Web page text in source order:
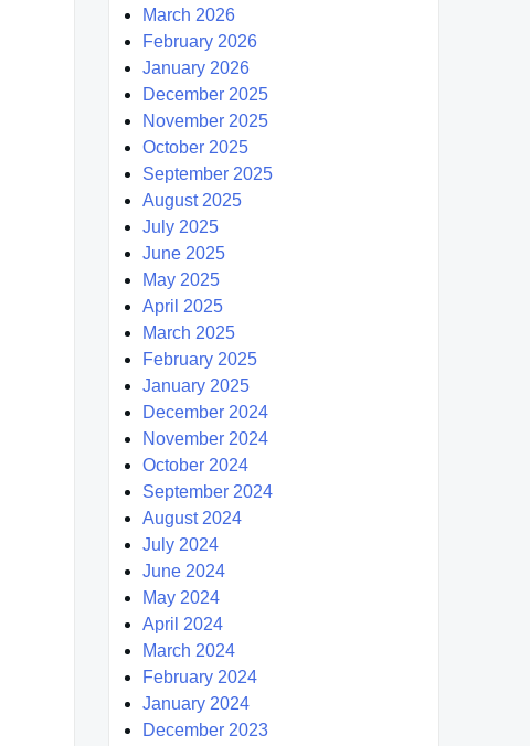
March 2026
February 2026
January 2026
December 2025
November 2025
October 2025
September 2025
August 2025
July 2025
June 2025
May 2025
April 2025
March 2025
February 2025
January 2025
December 2024
November 2024
October 2024
September 2024
August 2024
July 2024
June 2024
May 2024
April 2024
March 2024
February 2024
January 2024
December 2023